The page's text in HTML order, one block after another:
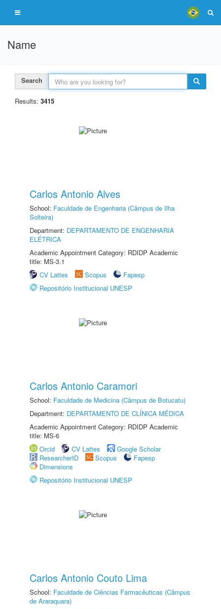
Name
Search
Results: 3415
Carlos Antonio Alves
School: Faculdade de Engenharia (Câmpus de Ilha
Solteira)
Department: DEPARTAMENTO DE ENGENHARIA
ELÉTRICA
Academic Appointment Category: RDIDP Academic
title: MS-3.1
CV Lattes
Scopus
Fapesp
Repositório Institucional UNESP
Carlos Antonio Caramori
School: Faculdade de Medicina (Câmpus de Botucatu)
Department: DEPARTAMENTO DE CLÍNICA MÉDICA
Academic Appointment Category: RDIDP Academic
title: MS-6
Orcid
CV Lattes
Google Scholar
ResearcherID
Scopus
Fapesp
Dimensions
Repositório Institucional UNESP
Carlos Antonio Couto Lima
School: Faculdade de Ciências Farmacêuticas (Câmpus
de Araraquara)